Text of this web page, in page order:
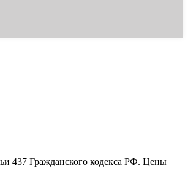
437 Гражданского кодекса РФ. Цены